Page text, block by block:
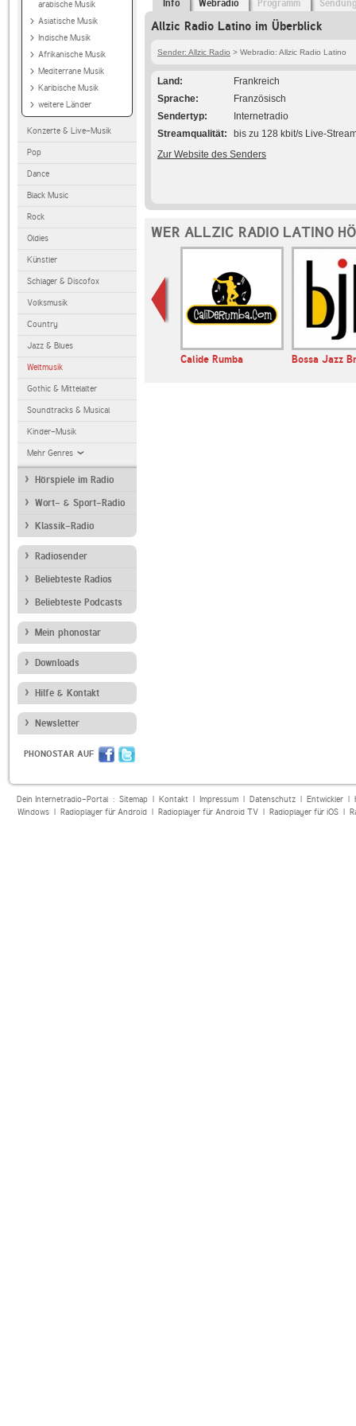
arabische Musik
Asiatische Musik
Indische Musik
Afrikanische Musik
Mediterrane Musik
Karibische Musik
weitere Länder
Konzerte & Live-Musik
Pop
Dance
Black Music
Rock
Oldies
Künstler
Schlager & Discofox
Volksmusik
Country
Jazz & Blues
Weltmusik
Gothic & Mittelalter
Soundtracks & Musical
Kinder-Musik
Mehr Genres
Hörspiele im Radio
Wort- & Sport-Radio
Klassik-Radio
Radiosender
Beliebteste Radios
Beliebteste Podcasts
Mein phonostar
Downloads
Hilfe & Kontakt
Newsletter
PHONOSTAR AUF
Info Webradio Programm
Allzic Radio Latino im Überblick
Sender: Allzic Radio > Webradio: Allzic Radio Latino
Land
Frankreich
Sprache
Französisch
Sendertyp
Internetradio
Streamqualität
bis zu 128 kbit/s Live-
Zur Website des Senders
WER ALLZIC RADIO LATINO
Calide Rumba Bossa Jazz
Dein Internetradio-Portal : Sitemap| Kontakt| Impressum| Datenschutz| Entwickler|
Windows| Radioplayer für Android| Radioplayer für Android TV| Radioplayer für iOS|